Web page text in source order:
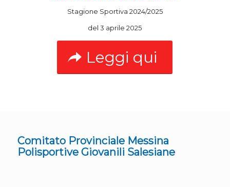
Stagione Sportiva 2024/2025
del 3 aprile 2025
Leggi qui
Comitato Provinciale Messina
Polisportive Giovanili Salesiane